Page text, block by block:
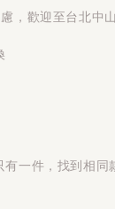
，歡迎至台北中
有一件，找到相同